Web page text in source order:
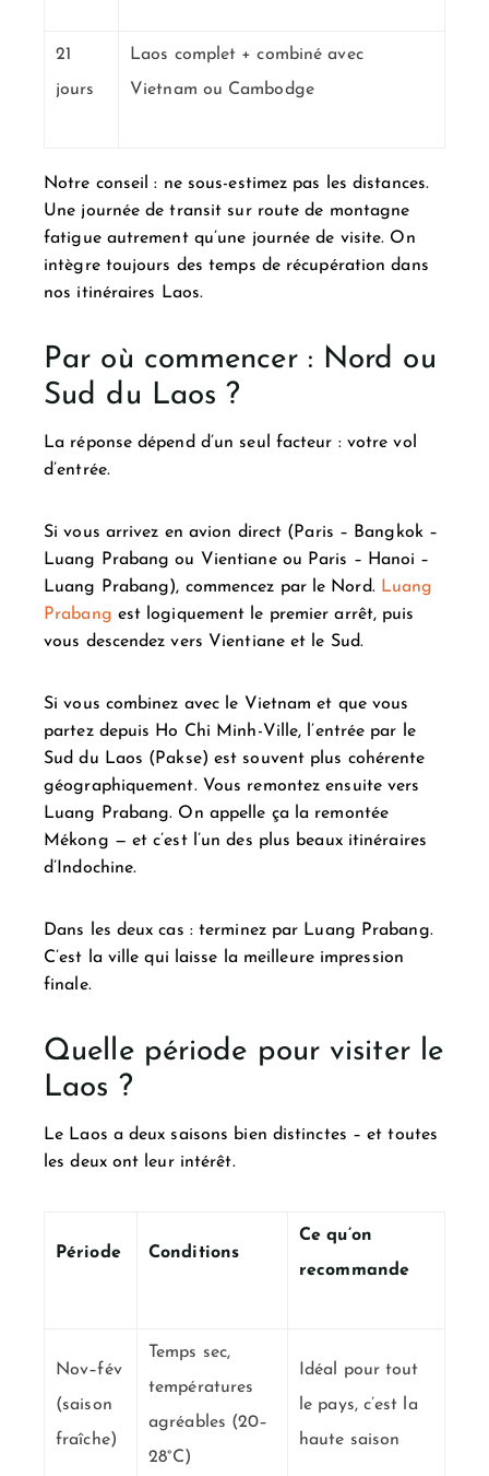
21
jours
Laos complet + combiné avec
Vietnam ou Cambodge
Notre conseil : ne sous-estimez pas les distances.
Une journée de transit sur route de montagne
fatigue autrement qu’une journée de visite. On
intègre toujours des temps de récupération dans
nos itinéraires Laos.
Par où commencer : Nord ou
Sud du Laos ?
La réponse dépend d’un seul facteur : votre vol
d’entrée.
Si vous arrivez en avion direct (Paris – Bangkok –
Luang Prabang ou Vientiane ou Paris – Hanoi –
Luang Prabang), commencez par le Nord. Luang
Prabang est logiquement le premier arrêt, puis
vous descendez vers Vientiane et le Sud.
Si vous combinez avec le Vietnam et que vous
partez depuis Ho Chi Minh-Ville, l’entrée par le
Sud du Laos (Pakse) est souvent plus cohérente
géographiquement. Vous remontez ensuite vers
Luang Prabang. On appelle ça la remontée
Mékong — et c’est l’un des plus beaux itinéraires
d’Indochine.
Dans les deux cas : terminez par Luang Prabang.
C’est la ville qui laisse la meilleure impression
finale.
Quelle période pour visiter le
Laos ?
Le Laos a deux saisons bien distinctes – et toutes
les deux ont leur intérêt.
Période Conditions
Ce qu’on
recommande
Nov–fév
(saison
fraîche)
Temps sec,
températures
agréables (20–
28°C)
Idéal pour tout
le pays, c’est la
haute saison